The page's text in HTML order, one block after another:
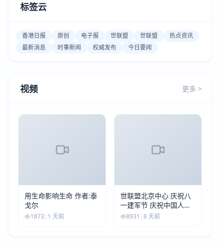
标签云
香港日报 原创 电子报 世联盟 世联盟
热点资讯
最新消息
时事新闻 权威发布 今日要闻
视频 更多 >
用生命影响生命 作者:泰
戈尔
1873 | 1 天前
世联盟北京中心 庆祝八
一建军节 庆祝中国人民
解放军建军99周年
8931 |8 天前